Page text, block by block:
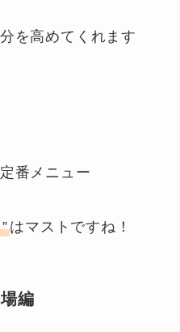
を高めてくれます
番メニュー
はマストですね！
編